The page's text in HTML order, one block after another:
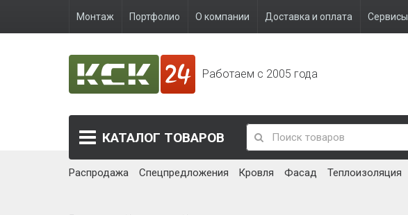
Монтаж Портфолио О компании Доставка и оплата Сервисы
Работаем с 2005 года
КАТАЛОГ ТОВАРОВ
Распродажа Спецпредложения Кровля Фасад Теплоизоляция